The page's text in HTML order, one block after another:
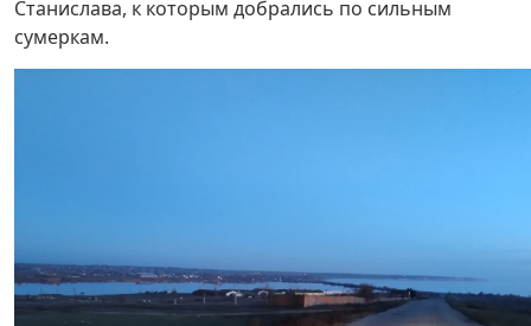
Станислава, к которым добрались по сильным
сумеркам.